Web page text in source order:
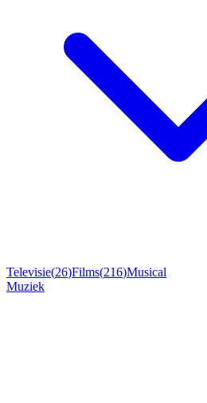
Televisie(26)Films(216)Musical
Muziek